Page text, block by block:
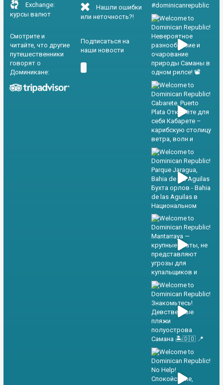
Exchange:
курсы валют
Смотрите и
читайте, что другие
путешественники
говорят о
Доминикане:
Нашли ошибки
или неточность?!
Подписаться на
наши новости